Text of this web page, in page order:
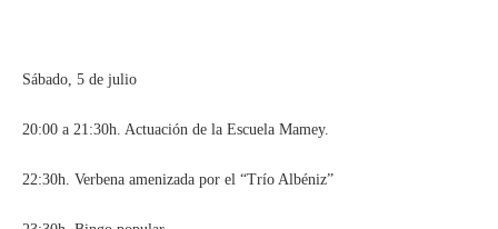
Sábado, 5 de julio
20:00 a 21:30h. Actuación de la Escuela Mamey.
22:30h. Verbena amenizada por el “Trío Albéniz”